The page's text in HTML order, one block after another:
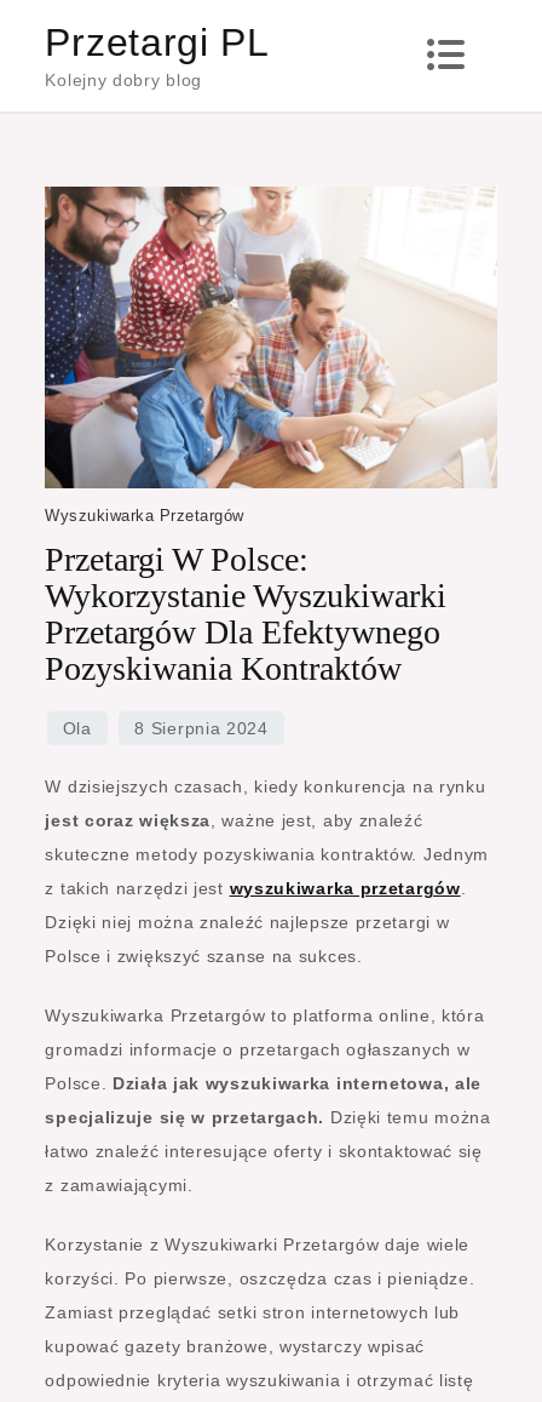
content
Przetargi PL
Kolejny dobry blog
Wyszukiwarka Przetargów
Przetargi W Polsce:
Wykorzystanie Wyszukiwarki
Przetargów Dla Efektywnego
Pozyskiwania Kontraktów
W dzisiejszych czasach, kiedy konkurencja na rynku
jest coraz większa, ważne jest, aby znaleźć
skuteczne metody pozyskiwania kontraktów. Jednym
z takich narzędzi jest wyszukiwarka przetargów.
Dzięki niej można znaleźć najlepsze przetargi w
Polsce i zwiększyć szanse na sukces.
Wyszukiwarka Przetargów to platforma online, która
gromadzi informacje o przetargach ogłaszanych w
Polsce. Działa jak wyszukiwarka internetowa, ale
specjalizuje się w przetargach. Dzięki temu można
łatwo znaleźć interesujące oferty i skontaktować się
z zamawiającymi.
Korzystanie z Wyszukiwarki Przetargów daje wiele
korzyści. Po pierwsze, oszczędza czas i pieniądze.
Zamiast przeglądać setki stron internetowych lub
kupować gazety branżowe, wystarczy wpisać
odpowiednie kryteria wyszukiwania i otrzymać listę